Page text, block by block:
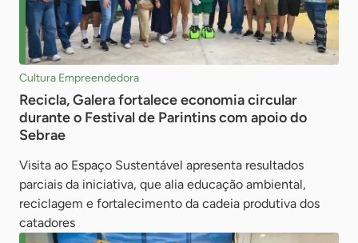
Cultura Empreendedora
Recicla, Galera fortalece economia circular
durante o Festival de Parintins com apoio do
Sebrae
Visita ao Espaço Sustentável apresenta resultados
parciais da iniciativa, que alia educação ambiental,
reciclagem e fortalecimento da cadeia produtiva dos
catadores